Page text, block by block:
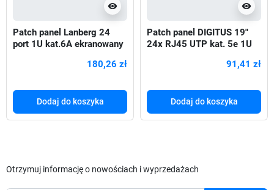
visibility
Patch panel Lanberg 24
port 1U kat.6A ekranowany
180,26 zł
Dodaj do koszyka
visibility
Patch panel DIGITUS 19"
24x RJ45 UTP kat. 5e 1U
91,41 zł
Dodaj do koszyka
Otrzymuj informację o nowościach i wyprzedażach